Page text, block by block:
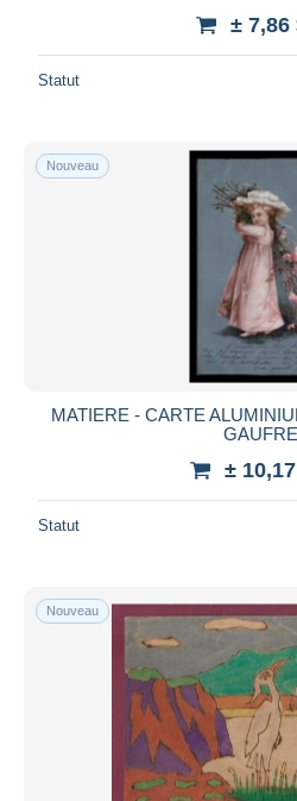
± 7,86
Statut
Nouveau
MATIERE - CARTE
±
Statut
Nouveau